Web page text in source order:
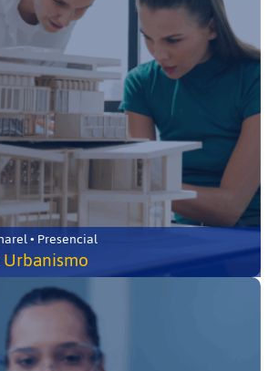
• Presencial